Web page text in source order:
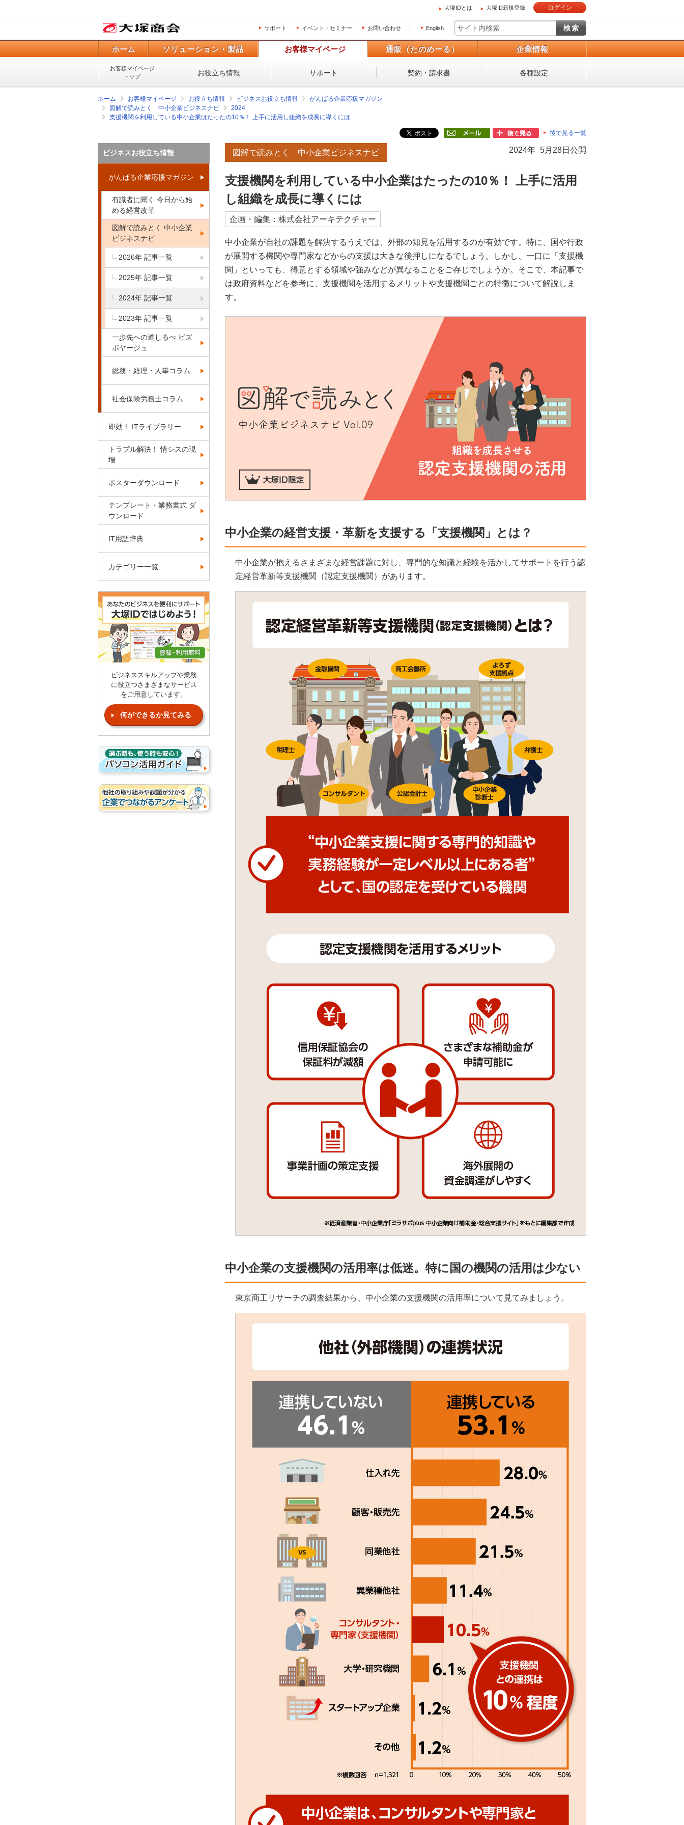
大塚IDとは 大塚ID新規登録 ログイン
サポート イベント・セミナー お問い合わせ English
ホーム ソリューション・製品 お客様マイページ 通販（たのめーる） 企業情報
お客様マイページ
トップ
お役立ち情報 サポート 契約・請求書 各種設定
ホーム お客様マイページ お役立ち情報 ビジネスお役立ち情報
がんばる企業応援マガジン
図解で読みとく 中小企業ビジネスナビ
2024
支援機関を利用している中小企業はたったの10％！ 上手に活用し組織を成長に導くには
後で見る一覧
2024年 5月28日公開
図解で読みとく 中小企業ビジネスナビ
支援機関を利用している中小企業はたったの10％！ 上手に活用
し組織を成長に導くには
企画・編集：株式会社アーキテクチャー
中小企業が自社の課題を解決するうえでは、外部の知見を活用するのが有効です。特に、国や行政
が展開する機関や専門家などからの支援は大きな後押しになるでしょう。しかし、一口に「支援機
関」といっても、得意とする領域や強みなどが異なることをご存じでしょうか。そこで、本記事で
は政府資料などを参考に、支援機関を活用するメリットや支援機関ごとの特徴について解説しま
す。
中小企業の経営支援・革新を支援する「支援機関」とは？
中小企業が抱えるさまざまな経営課題に対し、専門的な知識と経験を活かしてサポートを行う認
定経営革新等支援機関（認定支援機関）があります。
中小企業の支援機関の活用率は低迷。特に国の機関の活用は少ない
東京商工リサーチの調査結果から、中小企業の支援機関の活用率について見てみましょう。
ビジネスお役立ち情報
がんばる企業応援マガジン
有識者に聞く 今日から始
める経営改革
図解で読みとく 中小企業
ビジネスナビ
2026年 記事一覧
2025年 記事一覧
2024年 記事一覧
2023年 記事一覧
一歩先への道しるべ ビズ
ボヤージュ
総務・経理・人事コラム
社会保険労務士コラム
即効！ ITライブラリー
トラブル解決！ 情シスの現
場
ポスターダウンロード
テンプレート・業務書式 ダ
ウンロード
IT用語辞典
カテゴリー一覧
ビジネススキルアップや業務
に役立つさまざまなサービス
をご用意しています。
何ができるか見てみる